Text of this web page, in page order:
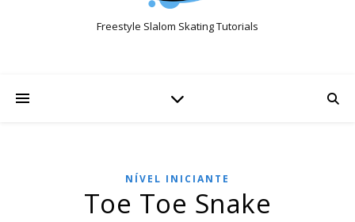
Freestyle Slalom Skating Tutorials
NÍVEL INICIANTE
Toe Toe Snake